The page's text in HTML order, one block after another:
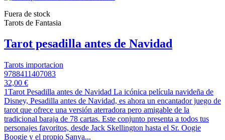
Fuera de stock
Tarots de Fantasia
Tarot pesadilla antes de Navidad
Tarots importacion
9788411407083
32,00 €
1Tarot Pesadilla antes de Navidad La icónica película navideña de
Disney, Pesadilla antes de Navidad, es ahora un encantador juego de
tarot que ofrece una versión aterradora pero amigable de la
tradicional baraja de 78 cartas. Este conjunto presenta a todos tus
personajes favoritos, desde Jack Skellington hasta el Sr. Oogie
Boogie y el propio Sanya...